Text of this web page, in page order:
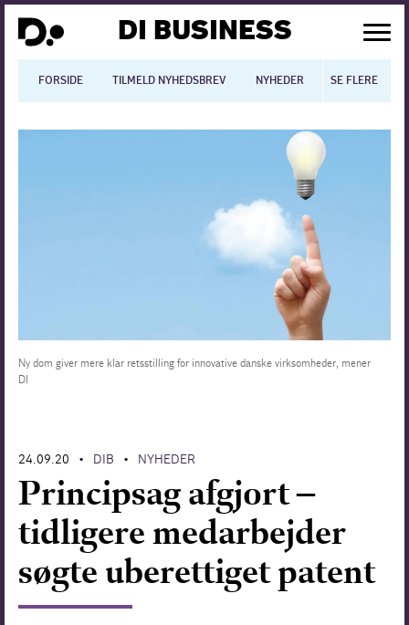
DI BUSINESS
FORSIDE TILMELD NYHEDSBREV NYHEDER BLOGS
SE FLERE
Uddannelse
Ny dom giver mere klar retsstilling for innovative danske virksomheder, mener
DI
24.09.20 • DIB • NYHEDER
Principsag afgjort –
tidligere medarbejder
søgte uberettiget patent